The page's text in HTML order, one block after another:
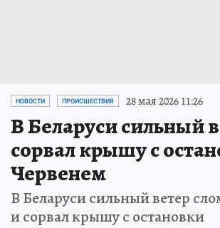
НОВОСТИ ПРОИСШЕСТВИЯ 28 мая 2026 11:26
В Беларуси сильный
сорвал крышу с
Червенем
В Беларуси сильный ветер
и сорвал крышу с остановки